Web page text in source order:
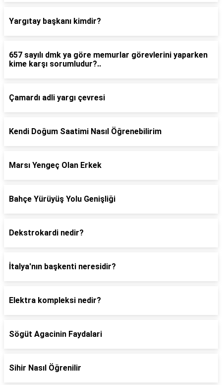
Yargıtay başkanı kimdir?
657 sayılı dmk ya göre memurlar görevlerini yaparken
kime karşı sorumludur?..
Çamardı adli yargı çevresi
Kendi Doğum Saatimi Nasıl Öğrenebilirim
Marsı Yengeç Olan Erkek
Bahçe Yürüyüş Yolu Genişliği
Dekstrokardi nedir?
İtalya'nın başkenti neresidir?
Elektra kompleksi nedir?
Sögüt Agacinin Faydalari
Sihir Nasıl Öğrenilir